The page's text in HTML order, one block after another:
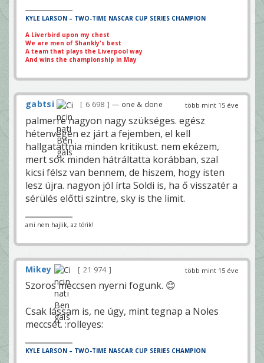
KYLE LARSON – TWO-TIME NASCAR CUP SERIES CHAMPION
A Liverbird upon my chest
We are men of Shankly's best
A team that plays the Liverpool way
And wins the championship in May
több mint 15 éve
gabtsi 6 698 — one & done
palmerre nagyon nagy szükséges. egész
hétenvégén ez járt a fejemben, el kell
hallgatattnia minden kritikust. nem ekézem,
mert sok minden hátráltatta korábban, szal
kicsi félsz van bennem, de hiszem, hogy isten
lesz újra. nagyon jól írta Soldi is, ha ő visszatér a
sérülés előtti szintre, sky is the limit.
ami nem hajlik, az törik!
több mint 15 éve
Mikey 21 974
Szoros meccsen nyerni fogunk. 😊
Csak lássam is, ne úgy, mint tegnap a Noles
meccsét. :rolleyes:
KYLE LARSON – TWO-TIME NASCAR CUP SERIES CHAMPION